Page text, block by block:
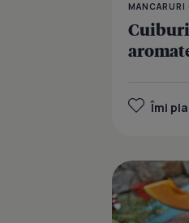
MANCARURI
Cuiburi
Îmi